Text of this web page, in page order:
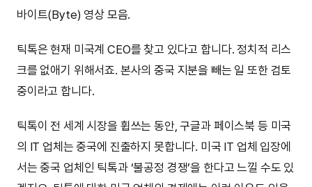
바이트(Byte) 영상 모음.
틱톡은 현재 미국계 CEO를 찾고 있다고 합니다. 정치적 리스
크를 없애기 위해서죠. 본사의 중국 지분을 빼는 일 또한 검토
중이라고 합니다.
틱톡이 전 세계 시장을 휩쓰는 동안, 구글과 페이스북 등 미국
의 IT 업체는 중국에 진출하지 못합니다. 미국 IT 업체 입장에
서는 중국 업체인 틱톡과 ‘불공정 경쟁’을 한다고 느낄 수도 있